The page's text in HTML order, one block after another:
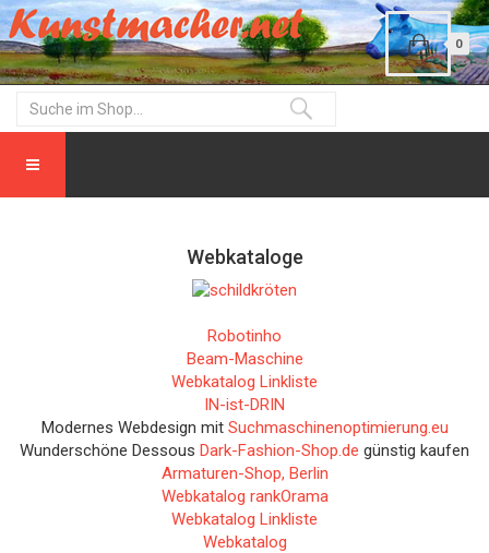
0
Webkataloge
Robotinho
Beam-Maschine
Webkatalog Linkliste
IN-ist-DRIN
Modernes Webdesign mit Suchmaschinenoptimierung.eu
Wunderschöne Dessous Dark-Fashion-Shop.de günstig kaufen
Armaturen-Shop, Berlin
Webkatalog rankOrama
Webkatalog Linkliste
Webkatalog